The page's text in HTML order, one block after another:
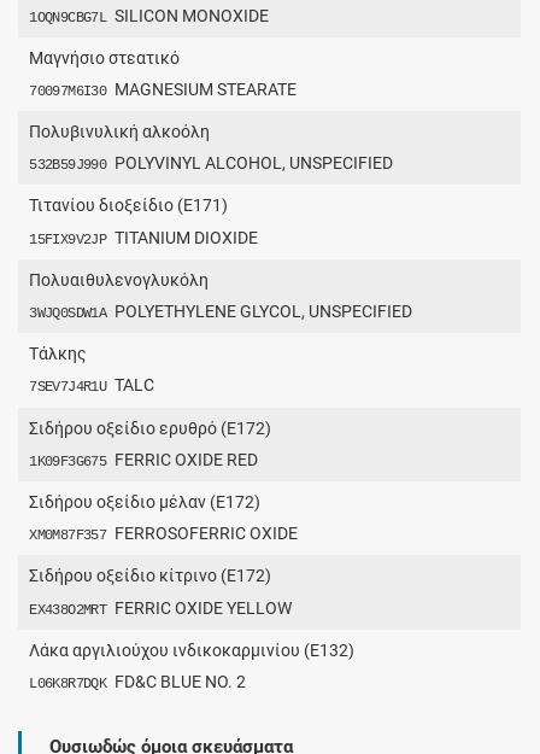
1OQN9CBG7L SILICON MONOXIDE
Mαγνήσιο στεατικό
70097M6I30 MAGNESIUM STEARATE
Πολυβινυλική αλκοόλη
532B59J990 POLYVINYL ALCOHOL, UNSPECIFIED
Τιτανίου διοξείδιο (E171)
15FIX9V2JP TITANIUM DIOXIDE
Πολυαιθυλενογλυκόλη
3WJQ0SDW1A POLYETHYLENE GLYCOL, UNSPECIFIED
Tάλκης
7SEV7J4R1U TALC
Σιδήρου οξείδιο ερυθρό (E172)
1K09F3G675 FERRIC OXIDE RED
Σιδήρου οξείδιο μέλαν (E172)
XM0M87F357 FERROSOFERRIC OXIDE
Σιδήρου οξείδιο κίτρινο (E172)
EX438O2MRT FERRIC OXIDE YELLOW
Λάκα αργιλιούχου ινδικοκαρμινίου (E132)
L06K8R7DQK FD&C BLUE NO. 2
Ουσιωδώς όμοια σκευάσματα